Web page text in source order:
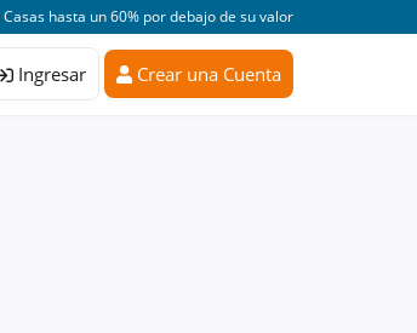
hasta un 60% por debajo de su valor
Ingresar Crear una Cuenta